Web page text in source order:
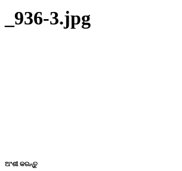
_936-3.jpg
ଅଂଶୀ କରନ୍ତୁ